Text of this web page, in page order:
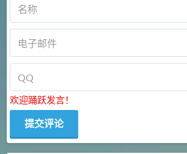
欢迎踊跃发言！